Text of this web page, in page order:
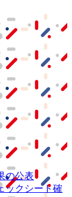
の公表
ックシート確